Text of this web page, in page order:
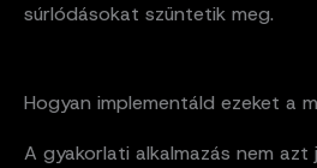
súrlódásokat szüntetik meg.
Hogyan implementáld ezeket a
A gyakorlati alkalmazás nem